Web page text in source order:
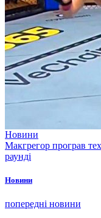
Новини
Макгрегор програв
раунді
Новини
попередні новини